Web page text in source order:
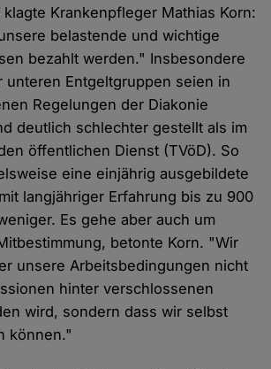
klagte Krankenpfleger Mathias Korn:
belastende und wichtige
bezahlt werden." Insbesondere
unteren Entgeltgruppen seien in
Regelungen der Diakonie
deutlich schlechter gestellt als im
öffentlichen Dienst (TVöD). So
eine einjährig ausgebildete
langjähriger Erfahrung bis zu 900
Es gehe aber auch um
betonte Korn. "Wir
unsere Arbeitsbedingungen nicht
hinter verschlossenen
wird, sondern dass wir selbst
können."